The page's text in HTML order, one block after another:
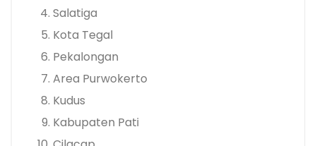
Salatiga
Kota Tegal
Pekalongan
Area Purwokerto
Kudus
Kabupaten Pati